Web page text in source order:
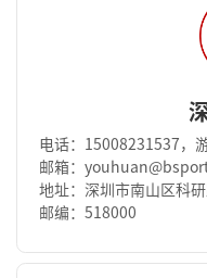
电话：15008231537，
邮箱：
地址：深圳市南山区科
邮编：518000